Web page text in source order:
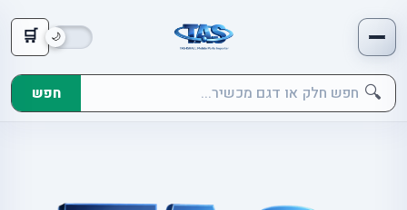
🛒
🔍 חפש